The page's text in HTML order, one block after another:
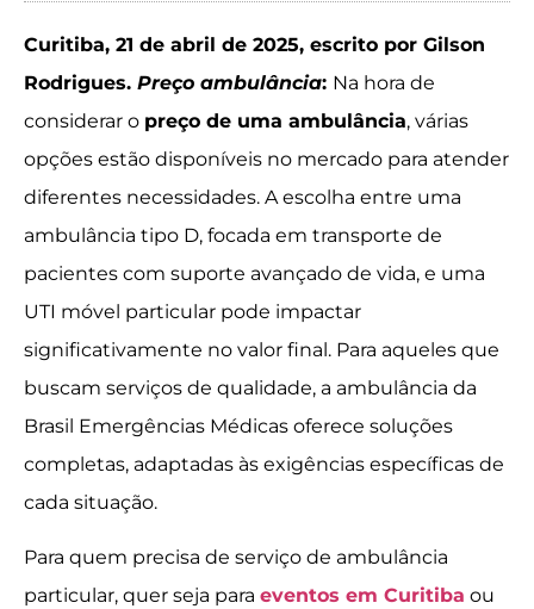
Curitiba, 21 de abril de 2025, escrito por Gilson
Rodrigues. Preço ambulância: Na hora de
considerar o preço de uma ambulância, várias
opções estão disponíveis no mercado para atender
diferentes necessidades. A escolha entre uma
ambulância tipo D, focada em transporte de
pacientes com suporte avançado de vida, e uma
UTI móvel particular pode impactar
significativamente no valor final. Para aqueles que
buscam serviços de qualidade, a ambulância da
Brasil Emergências Médicas oferece soluções
completas, adaptadas às exigências específicas de
cada situação.
Para quem precisa de serviço de ambulância
particular, quer seja para eventos em Curitiba ou